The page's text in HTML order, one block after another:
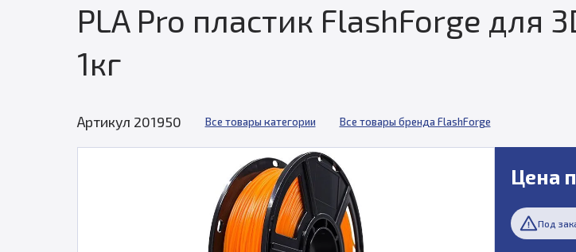
PLA Pro пластик FlashForge для
1кг
Артикул 201950 Все товары категории Все товары бренда FlashForge
Цена
Под